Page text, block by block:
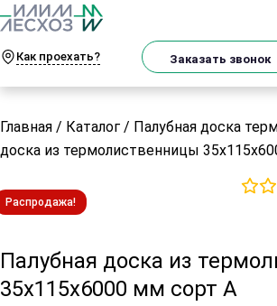
Как проехать? Заказать звонок
Главная / Каталог / Палубная доска
доска из термолиственницы
Распродажа!
Палубная доска из
35х115х6000 мм сорт А